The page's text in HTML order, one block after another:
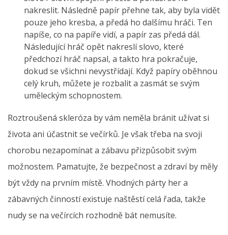
nakreslit. Následně papír přehne tak, aby byla vidět
pouze jeho kresba, a předá ho dalšímu hráči. Ten
napíše, co na papíře vidí, a papír zas předá dál.
Následující hráč opět nakreslí slovo, které
předchozí hráč napsal, a takto hra pokračuje,
dokud se všichni nevystřídají. Když papíry oběhnou
celý kruh, můžete je rozbalit a zasmát se svým
uměleckým schopnostem.
Roztroušená skleróza by vám neměla bránit užívat si
života ani účastnit se večírků. Je však třeba na svoji
chorobu nezapomínat a zábavu přizpůsobit svým
možnostem. Pamatujte, že bezpečnost a zdraví by měly
být vždy na prvním místě. Vhodných párty her a
zábavných činností existuje naštěstí celá řada, takže
nudy se na večírcích rozhodně bát nemusíte.